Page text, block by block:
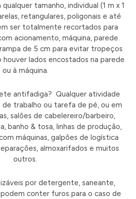
tamanho, individual (1 m x 1
retangulares, poligonais e até
ser totalmente recortados para
acionamento, máquina, parede.
de 5 cm para evitar tropeços
houver lados encostados na parede
ou à máquina.
antifadiga? Qualquer atividade
de trabalho ou tarefa de pé, ou em
salões de cabelereiro/barbeiro,
banho & tosa, linhas de produção,
máquinas, galpões de logística
almoxarifados e muitos
outros.
por detergente, saneante,
conter furos para o caso de